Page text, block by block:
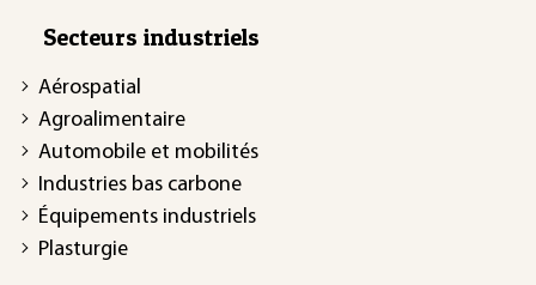
Secteurs industriels
Aérospatial
Agroalimentaire
Automobile et mobilités
Industries bas carbone
Équipements industriels
Plasturgie